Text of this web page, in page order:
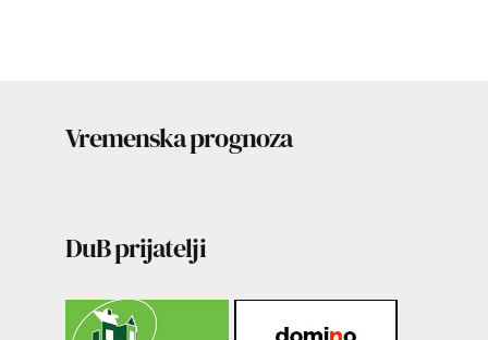
Vremenska prognoza
DuB prijatelji